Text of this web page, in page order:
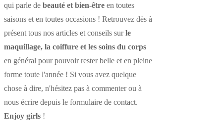
qui parle de beauté et bien-être en toutes
saisons et en toutes occasions ! Retrouvez dès à
présent tous nos articles et conseils surle
maquillage, la coiffure et les soins du corps
en général pour pouvoir rester belle et en pleine
forme toute l'année ! Si vous avez quelque
chose à dire, n'hésitez pas à commenter ou à
nous écrire depuis le formulaire de contact.
Enjoy girls !